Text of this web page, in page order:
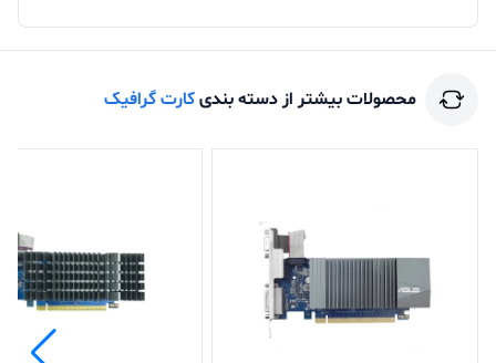
محصولات بیشتر از دسته بندیکارت گرافیک